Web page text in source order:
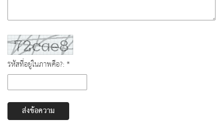
รหัสที่อยู่ในภาพคือ?: *
ส่งข้อความ